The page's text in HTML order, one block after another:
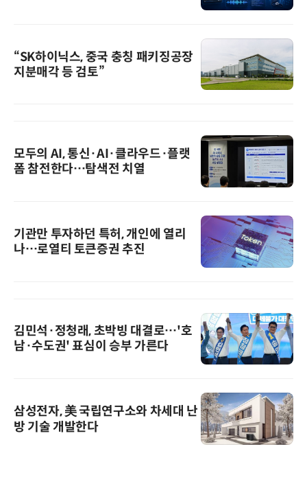
“SK하이닉스, 중국 충칭 패키징공장
지분매각 등 검토”
모두의 AI, 통신·AI·클라우드·플랫
폼 참전한다…탐색전 치열
기관만 투자하던 특허, 개인에 열리
나…로열티 토큰증권 추진
김민석·정청래, 초박빙 대결로…'호
남·수도권' 표심이 승부 가른다
삼성전자, 美 국립연구소와 차세대 난
방 기술 개발한다